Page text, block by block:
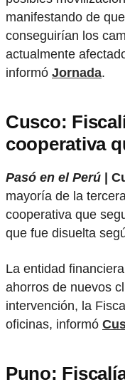
manifestando de
conseguirían los
actualmente
informó Jornada.
Cusco:
cooperativa
Pasó en el Perú |
mayoría de la
cooperativa que
que fue disuelta
La entidad
ahorros de nuevos
intervención, la
oficinas, informó
Puno: